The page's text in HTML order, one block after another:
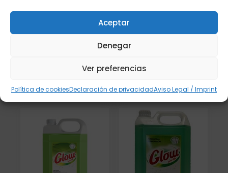
Aceptar
Denegar
Ver preferencias
Política de cookiesDeclaración de privacidadAviso Legal / Imprint
7,10 -26,97
opciones
opciones